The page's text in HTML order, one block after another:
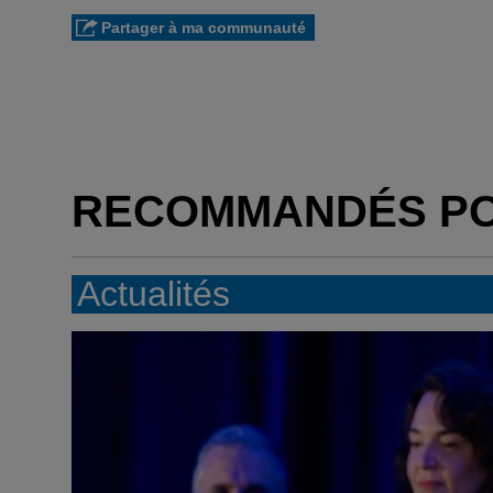
Partager à ma communauté
RECOMMANDÉS
Actualités